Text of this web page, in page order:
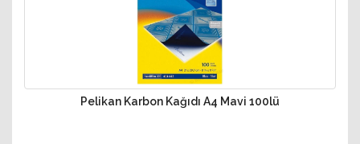
Pelikan Karbon Kağıdı A4 Mavi 100lü